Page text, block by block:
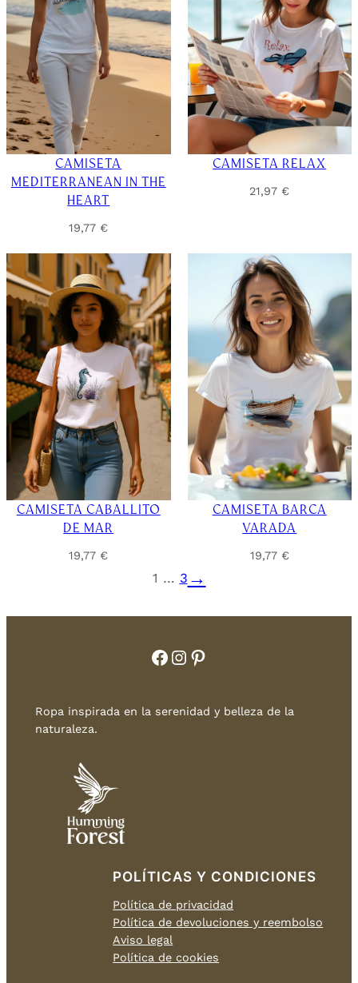
CAMISETA
MEDITERRANEAN IN THE
HEART
19,77 €
CAMISETA RELAX
21,97 €
CAMISETA CABALLITO
DE MAR
19,77 €
CAMISETA BARCA
VARADA
19,77 €
1 … 3→
Facebook
Instagram
Pinterest
Ropa inspirada en la serenidad y belleza de la
naturaleza.
POLÍTICAS Y CONDICIONES
Política de privacidad
Política de devoluciones y reembolso
Aviso legal
Política de cookies